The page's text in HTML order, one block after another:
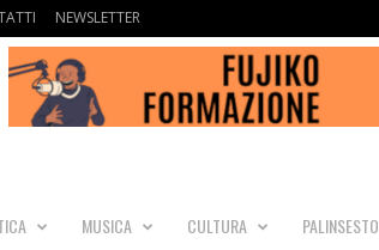
NEWSLETTER
MUSICA CULTURA PALINSESTO